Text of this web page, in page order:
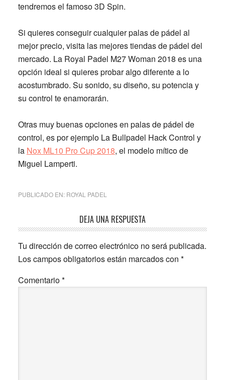
tendremos el famoso 3D Spin.
Si quieres conseguir cualquier palas de pádel al
mejor precio, visita las mejores tiendas de pádel del
mercado. La Royal Padel M27 Woman 2018 es una
opción ideal si quieres probar algo diferente a lo
acostumbrado. Su sonido, su diseño, su potencia y
su control te enamorarán.
Otras muy buenas opciones en palas de pádel de
control, es por ejemplo La Bullpadel Hack Control y
la Nox ML10 Pro Cup 2018, el modelo mítico de
Miguel Lamperti.
PUBLICADO EN: ROYAL PADEL
Interacciones
con
los
lectores
DEJA UNA RESPUESTA
Tu dirección de correo electrónico no será publicada.
Los campos obligatorios están marcados con *
Comentario*